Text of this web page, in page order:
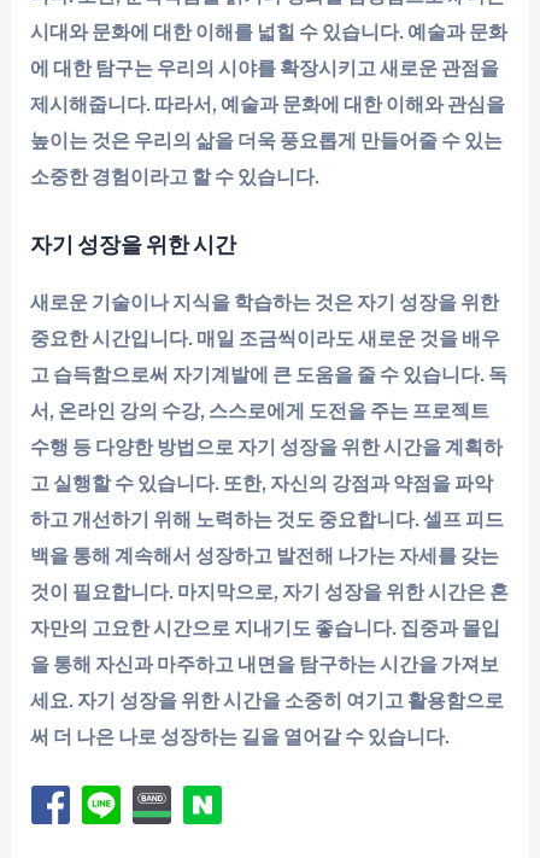
시대와 문화에 대한 이해를 넓힐 수 있습니다. 예술과 문화
에 대한 탐구는 우리의 시야를 확장시키고 새로운 관점을
제시해줍니다. 따라서, 예술과 문화에 대한 이해와 관심을
높이는 것은 우리의 삶을 더욱 풍요롭게 만들어줄 수 있는
소중한 경험이라고 할 수 있습니다.
자기 성장을 위한 시간
새로운 기술이나 지식을 학습하는 것은 자기 성장을 위한
중요한 시간입니다. 매일 조금씩이라도 새로운 것을 배우
고 습득함으로써 자기계발에 큰 도움을 줄 수 있습니다. 독
서, 온라인 강의 수강, 스스로에게 도전을 주는 프로젝트
수행 등 다양한 방법으로 자기 성장을 위한 시간을 계획하
고 실행할 수 있습니다. 또한, 자신의 강점과 약점을 파악
하고 개선하기 위해 노력하는 것도 중요합니다. 셀프 피드
백을 통해 계속해서 성장하고 발전해 나가는 자세를 갖는
것이 필요합니다. 마지막으로, 자기 성장을 위한 시간은 혼
자만의 고요한 시간으로 지내기도 좋습니다. 집중과 몰입
을 통해 자신과 마주하고 내면을 탐구하는 시간을 가져보
세요. 자기 성장을 위한 시간을 소중히 여기고 활용함으로
써 더 나은 나로 성장하는 길을 열어갈 수 있습니다.